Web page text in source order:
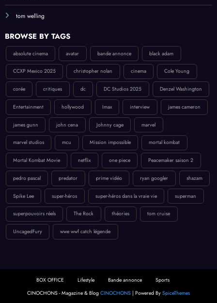
tom welling
BROWSE BY TAGS
absolute cinema avatar bande annonce black adam
CCXP Mexico 2025 christopher nolan cinema Cole Young
corée critiques dc DC Studios 2025 Denzel Washington
Entertainment hollywood Imax interview james cameron
james gunn john cena Johnny cage marvel
marvel studios mcu Mission impossible mortal kombat
Mortal Kombat Movie netflix one piece Peacemaker saison 2
pedro pascal predator prime vidéo ryan googler shazam
Spike Lee super-héros super-héros dans la vraie vie superman
superpouvoirs réels The Rock théories tom cruise
UncagedFury wwe wwf catch légende
BOX OFFICE Lifestyle Bande annonce
Sports
CINOCHONS - Magazine & Blog CINOCHONS | Powered By SpiceThemes